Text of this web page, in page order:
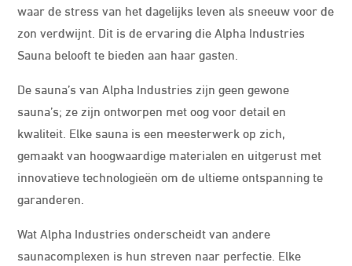
waar de stress van het dagelijks leven als sneeuw voor de
zon verdwijnt. Dit is de ervaring die Alpha Industries
Sauna belooft te bieden aan haar gasten.
De sauna’s van Alpha Industries zijn geen gewone
sauna’s; ze zijn ontworpen met oog voor detail en
kwaliteit. Elke sauna is een meesterwerk op zich,
gemaakt van hoogwaardige materialen en uitgerust met
innovatieve technologieën om de ultieme ontspanning te
garanderen.
Wat Alpha Industries onderscheidt van andere
saunacomplexen is hun streven naar perfectie. Elke